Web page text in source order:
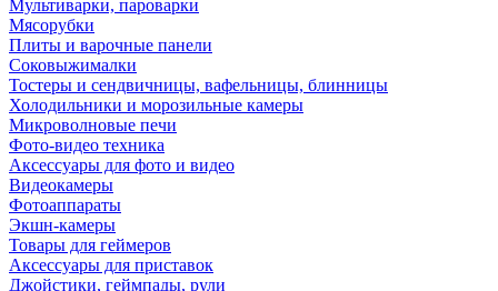
Мультиварки, пароварки
Мясорубки
Плиты и варочные панели
Соковыжималки
Тостеры и сендвичницы, вафельницы, блинницы
Холодильники и морозильные камеры
Микроволновые печи
Фото-видео техника
Аксессуары для фото и видео
Видеокамеры
Фотоаппараты
Экшн-камеры
Товары для геймеров
Аксессуары для приставок
Джойстики, геймпады, рули